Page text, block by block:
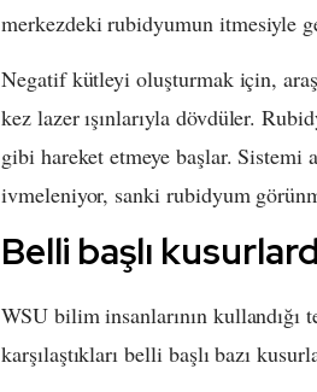
merkezdeki rubidyumun itmesiyle
Negatif kütleyi oluşturmak için,
kez lazer ışınlarıyla dövdüler.
gibi hareket etmeye başlar.
ivmeleniyor, sanki rubidyum
Belli başlı
WSU bilim insanlarının
karşılaştıkları belli başlı bazı